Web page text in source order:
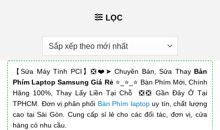
LỌC
【Sửa Máy Tính PCI】❎❤️➤ Chuyên Bán, Sửa Thay Bàn
Phím Laptop Samsung Giá Rẻ⭐_⭐_⭐ Bàn Phím Mới, Chính
Hãng 100%, Thay Lấy Liền Tại Chỗ ❎❎ Gần Đây Ở Tại
TPHCM. Đơn vị phân phối Bàn Phím laptopuy tín, chất lượng
cao tại Sài Gòn. Cung cấp sỉ lẻ cho các đối tác, đơn vị, cửa
hàng có nhu cầu.